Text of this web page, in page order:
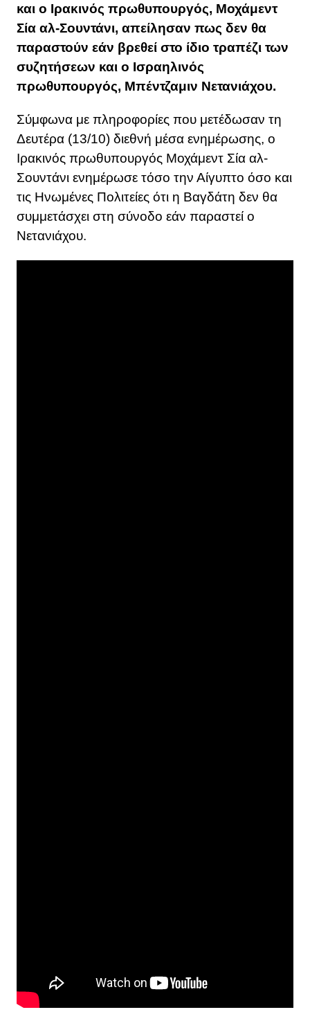
και ο Ιρακινός πρωθυπουργός, Μοχάμεντ
Σία αλ-Σουντάνι, απείλησαν πως δεν θα
παραστούν εάν βρεθεί στο ίδιο τραπέζι των
συζητήσεων και ο Ισραηλινός
πρωθυπουργός, Μπέντζαμιν Νετανιάχου.
Σύμφωνα με πληροφορίες που μετέδωσαν τη
Δευτέρα (13/10) διεθνή μέσα ενημέρωσης, ο
Ιρακινός πρωθυπουργός Μοχάμεντ Σία αλ-
Σουντάνι ενημέρωσε τόσο την Αίγυπτο όσο και
τις Ηνωμένες Πολιτείες ότι η Βαγδάτη δεν θα
συμμετάσχει στη σύνοδο εάν παραστεί ο
Νετανιάχου.